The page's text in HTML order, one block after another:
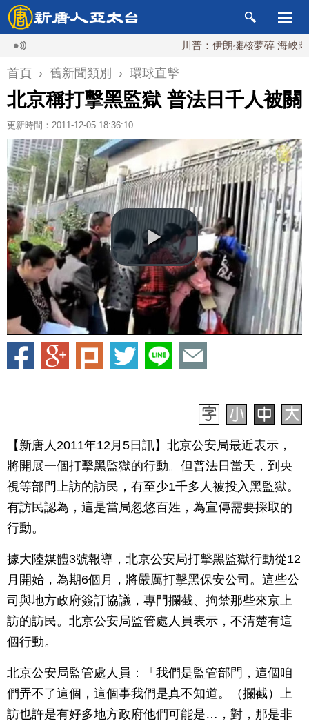
川普：伊朗擁核夢碎 海峽即將
首頁 › 舊新聞類別 › 環球直擊
北京稱打擊黑監獄 普法日千人被關
更新時間：2011-12-05 18:36:10
【新唐人2011年12月5日訊】北京公安局最近表示，
將開展一個打擊黑監獄的行動。但普法日當天，到央
視等部門上訪的訪民，有至少1千多人被投入黑監獄。
有訪民認為，這是當局忽悠百姓，為宣傳需要採取的
行動。
據大陸媒體3號報導，北京公安局打擊黑監獄行動從12
月開始，為期6個月，將嚴厲打擊黑保安公司。這些公
司與地方政府簽訂協議，專門攔截、拘禁那些來京上
訪的訪民。北京公安局監管處人員表示，不清楚有這
個行動。
北京公安局監管處人員：「我們是監管部門，這個咱
們弄不了這個，這個事我們是真不知道。（攔截）上
訪也許是有好多地方政府他們可能是…，對，那是非